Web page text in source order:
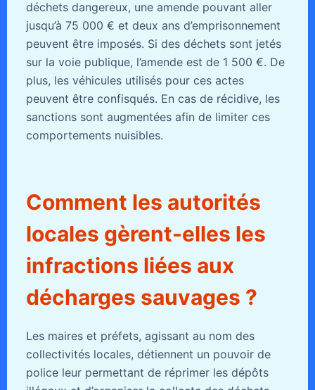
déchets dangereux, une amende pouvant aller
jusqu’à 75 000 € et deux ans d’emprisonnement
peuvent être imposés. Si des déchets sont jetés
sur la voie publique, l’amende est de 1 500 €. De
plus, les véhicules utilisés pour ces actes
peuvent être confisqués. En cas de récidive, les
sanctions sont augmentées afin de limiter ces
comportements nuisibles.
Comment les autorités
locales gèrent-elles les
infractions liées aux
décharges sauvages ?
Les maires et préfets, agissant au nom des
collectivités locales, détiennent un pouvoir de
police leur permettant de réprimer les dépôts